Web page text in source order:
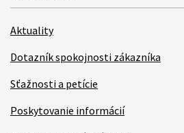
Aktuality
Dotazník spokojnosti zákazníka
Sťažnosti a petície
Poskytovanie informácií